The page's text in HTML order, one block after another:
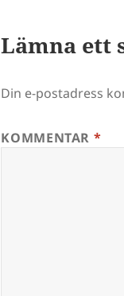
Lämna ett
Din e-postadress
KOMMENTAR *